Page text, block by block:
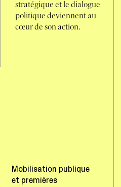
stratégique et le dialogue
politique deviennent au
cœur de son action.
Mobilisation publique
et premières